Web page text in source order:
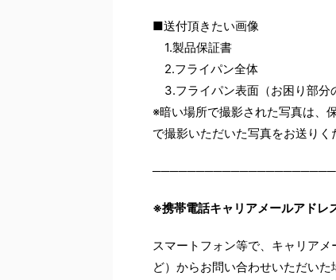
■送付頂きたい画像
1.製品保証書
2.フライパン全体
3.フライパン表面（お困り部分
※暗い場所で撮影された写真は、
で撮影いただいた写真をお送りく
※携帯電話キャリアメールアドレ
スマートフォン等で、キャリア
ど）からお問い合わせいただいた